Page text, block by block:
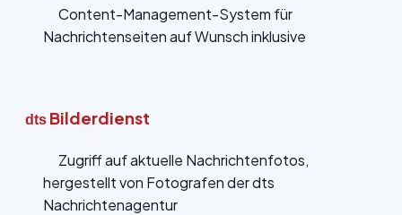
Content-Management-System für
Nachrichtenseiten auf Wunsch inklusive
dts Bilderdienst
Zugriff auf aktuelle Nachrichtenfotos,
hergestellt von Fotografen der dts
Nachrichtenagentur